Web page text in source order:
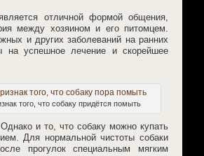
отличной формой общения,
между хозяином и его питомцем.
и других заболеваний на ранних
на успешное лечение и скорейшее
того, что собаку придётся помыть
и то, что собаку можно купать
Для нормальной чистоты собаки
прогулок специальным мягким